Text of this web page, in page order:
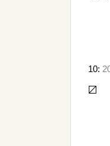
10:
〼